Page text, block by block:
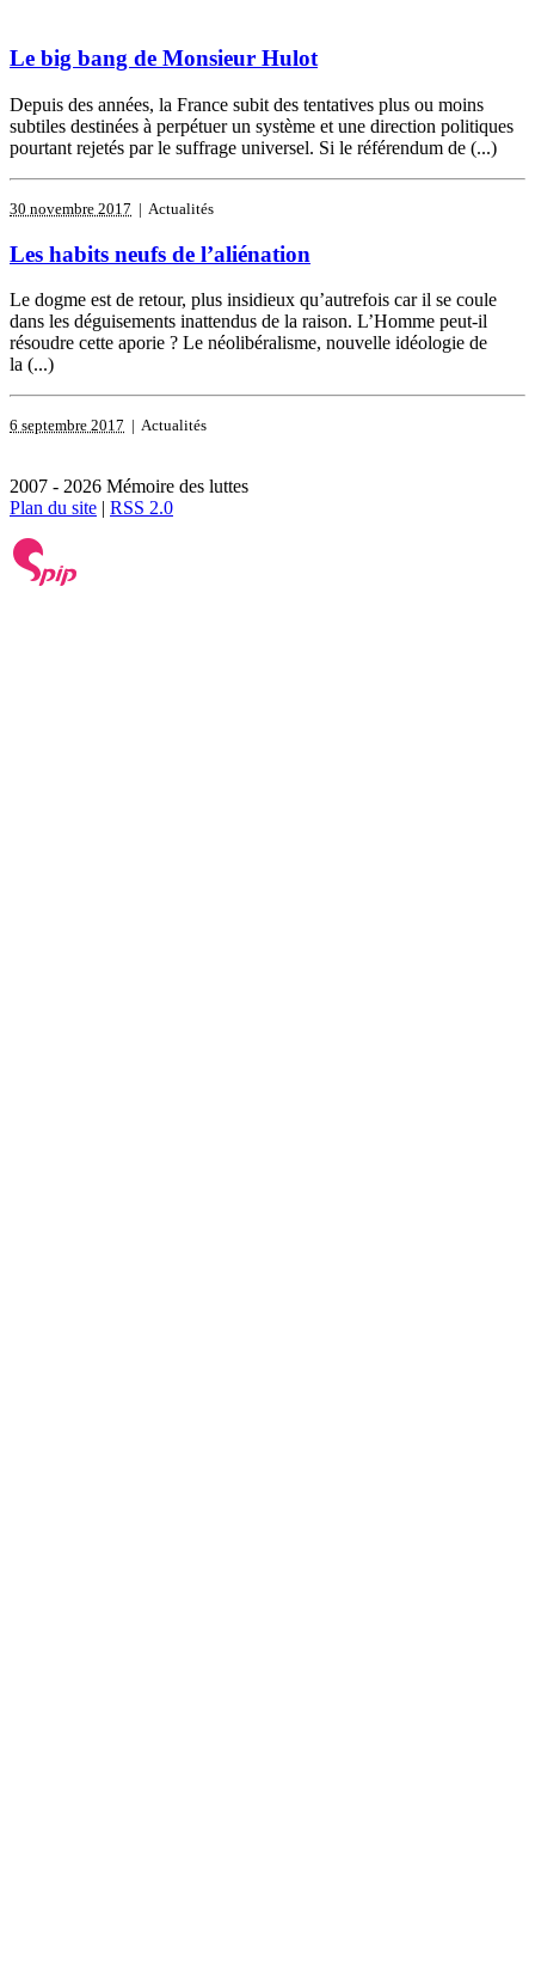
Le big bang de Monsieur Hulot
Depuis des années, la France subit des tentatives plus ou moins
subtiles destinées à perpétuer un système et une direction politiques
pourtant rejetés par le suffrage universel. Si le référendum de (...)
30 novembre 2017 | Actualités
Les habits neufs de l’aliénation
Le dogme est de retour, plus insidieux qu’autrefois car il se coule
dans les déguisements inattendus de la raison. L’Homme peut-il
résoudre cette aporie ? Le néolibéralisme, nouvelle idéologie de
la (...)
6 septembre 2017 | Actualités
2007 - 2026 Mémoire des luttes
Plan du site | RSS 2.0